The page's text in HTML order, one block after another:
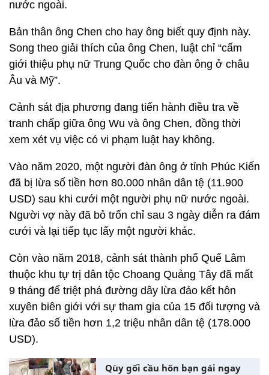
nước ngoài.
Bản thân ông Chen cho hay ông biết quy định này.
Song theo giải thích của ông Chen, luật chỉ “cấm
giới thiệu phụ nữ Trung Quốc cho đàn ông ở châu
Âu và Mỹ”.
Cảnh sát địa phương đang tiến hành điều tra về
tranh chấp giữa ông Wu và ông Chen, đồng thời
xem xét vụ việc có vi phạm luật hay không.
Vào năm 2020, một người đàn ông ở tỉnh Phúc Kiến
đã bị lừa số tiền hơn 80.000 nhân dân tệ (11.900
USD) sau khi cưới một người phụ nữ nước ngoài.
Người vợ này đã bỏ trốn chỉ sau 3 ngày diễn ra đám
cưới và lại tiếp tục lấy một người khác.
Còn vào năm 2018, cảnh sát thành phố Quế Lâm
thuộc khu tự trị dân tộc Choang Quảng Tây đã mất
9 tháng để triệt phá đường dây lừa đảo kết hôn
xuyên biên giới với sự tham gia của 15 đối tượng và
lừa đảo số tiền hơn 1,2 triệu nhân dân tệ (178.000
USD).
Qùy gối cầu hôn bạn gái ngay